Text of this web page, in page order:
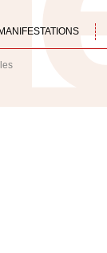
MANIFESTATIONS